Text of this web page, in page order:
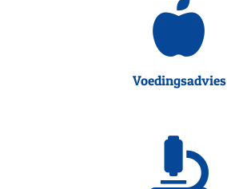
Voedingsadvies